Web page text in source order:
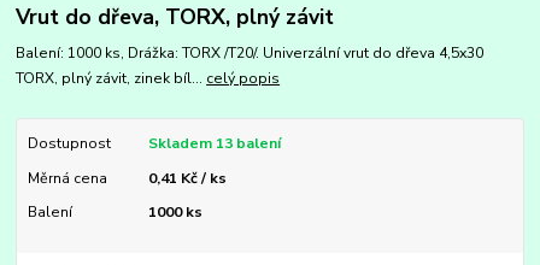
Vrut do dřeva, TORX, plný závit
Balení: 1000 ks, Drážka: TORX /T20/. Univerzální vrut do dřeva 4,5x30
TORX, plný závit, zinek bíl... celý popis
Dostupnost
Skladem 13 balení
Měrná cena
0,41 Kč / ks
Balení
1000 ks